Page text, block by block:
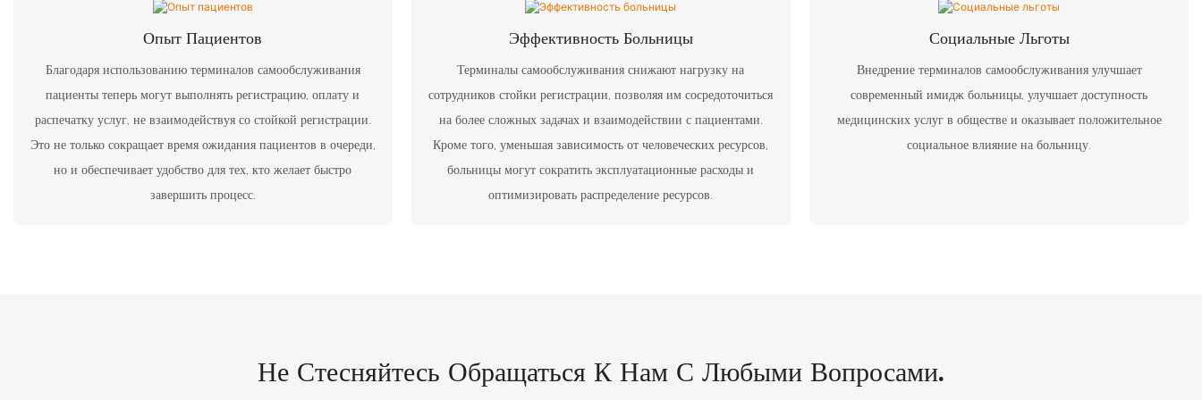
Опыт Пациентов
Благодаря использованию терминалов самообслуживания
пациенты теперь могут выполнять регистрацию, оплату и
распечатку услуг, не взаимодействуя со стойкой регистрации.
Это не только сокращает время ожидания пациентов в очереди,
но и обеспечивает удобство для тех, кто желает быстро
завершить процесс.
Эффективность Больницы
Терминалы самообслуживания снижают нагрузку на
сотрудников стойки регистрации, позволяя им сосредоточиться
на более сложных задачах и взаимодействии с пациентами.
Кроме того, уменьшая зависимость от человеческих ресурсов,
больницы могут сократить эксплуатационные расходы и
оптимизировать распределение ресурсов.
Социальные Льготы
Внедрение терминалов самообслуживания улучшает
современный имидж больницы, улучшает доступность
медицинских услуг в обществе и оказывает положительное
социальное влияние на больницу.
Не Стесняйтесь Обращаться К Нам С Любыми Вопросами.